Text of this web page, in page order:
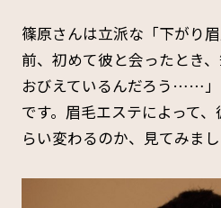
篠原さんは立派な「下がり
前、初めて彼と会ったとき
おびえているんだろう……
です。眉毛エステによって
らい変わるのか、見てみまし